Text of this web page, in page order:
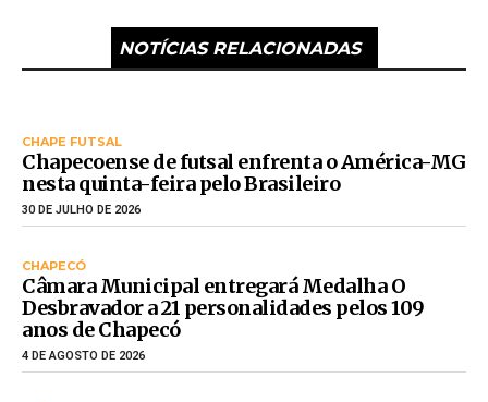
NOTÍCIAS RELACIONADAS
CHAPE FUTSAL
Chapecoense de futsal enfrenta o América-MG
nesta quinta-feira pelo Brasileiro
30 DE JULHO DE 2026
CHAPECÓ
Câmara Municipal entregará Medalha O
Desbravador a 21 personalidades pelos 109
anos de Chapecó
4 DE AGOSTO DE 2026